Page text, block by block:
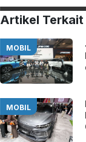
Artikel Terkait
MOBIL
MOBIL